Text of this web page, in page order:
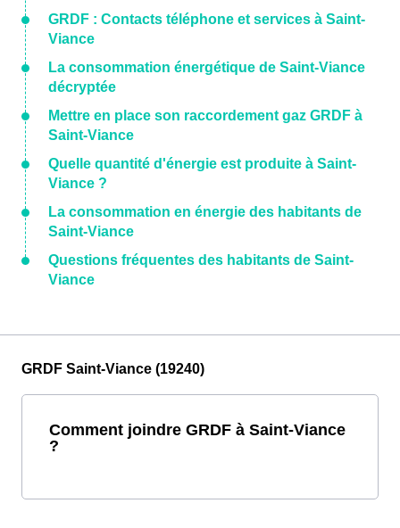
GRDF : Contacts téléphone et services à Saint-
Viance
La consommation énergétique de Saint-Viance
décryptée
Mettre en place son raccordement gaz GRDF à
Saint-Viance
Quelle quantité d'énergie est produite à Saint-
Viance ?
La consommation en énergie des habitants de
Saint-Viance
Questions fréquentes des habitants de Saint-
Viance
GRDF Saint-Viance (19240)
Comment joindre GRDF à Saint-Viance
?